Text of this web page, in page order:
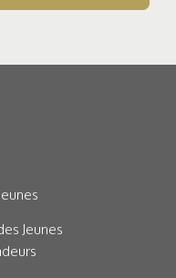
Jeunes